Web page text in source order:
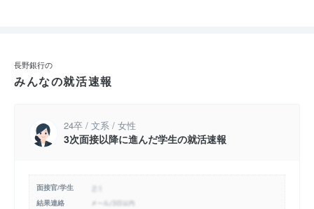
長野銀行の
みんなの就活速報
24卒 / 文系 / 女性
3次面接以降に進んだ学生の就活速報
面接官/学生
結果連絡